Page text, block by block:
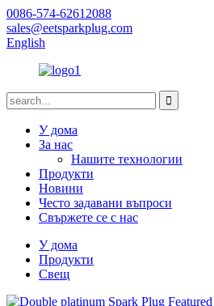
0086-574-62612088
sales@eetsparkplug.com
English
У дома
За нас
Нашите технологии
Продукти
Новини
Често задавани въпроси
Свържете се с нас
У дома
Продукти
Свещ